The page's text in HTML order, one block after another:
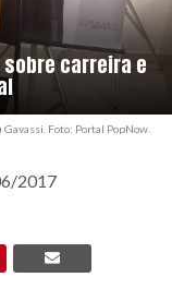
sobre carreira e
Gavassi. Foto: Portal PopNow.
2017